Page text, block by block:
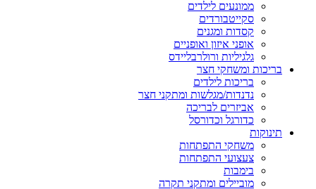
ממונעים לילדים
סקייטבורדים
קסדות ומגנים
אופני איזון ואופניים
גלגיליות ורולרבליידס
בריכות ומשחקי חצר
בריכות לילדים
נדנדות/מגלשות ומתקני חצר
אביזרים לבריכה
כדורגל וכדורסל
תינוקות
משחקי התפתחות
צעצועי התפתחות
בימבות
מוביילים ומתקני תקרה